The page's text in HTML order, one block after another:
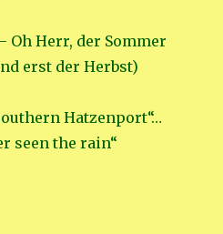
Oh Herr, der Sommer
erst der Herbst)
Hatzenport“…
seen the rain“